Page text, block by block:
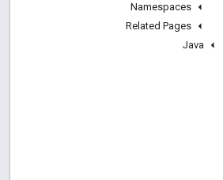
Namespaces
Related Pages
Java